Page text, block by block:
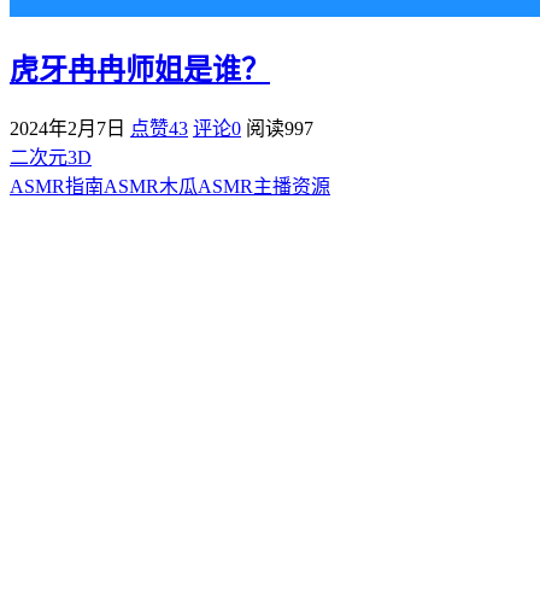
虎牙冉冉师姐是谁？
2024年2月7日 点赞43 评论0 阅读997
二次元3D
ASMR指南ASMR木瓜ASMR主播资源